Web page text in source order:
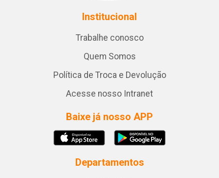
Institucional
Trabalhe conosco
Quem Somos
Política de Troca e Devolução
Acesse nosso Intranet
Baixe já nosso APP
Departamentos